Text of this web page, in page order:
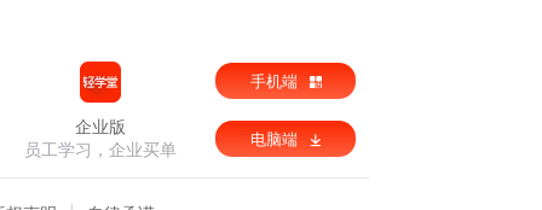
企业版
员工学习，企业买单
手机端
电脑端